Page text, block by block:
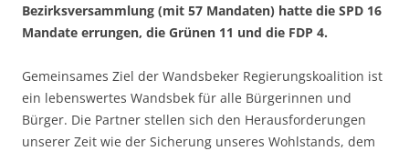
Bezirksversammlung (mit 57 Mandaten) hatte die SPD 16
Mandate errungen, die Grünen 11 und die FDP 4.
Gemeinsames Ziel der Wandsbeker Regierungskoalition ist
ein lebenswertes Wandsbek für alle Bürgerinnen und
Bürger. Die Partner stellen sich den Herausforderungen
unserer Zeit wie der Sicherung unseres Wohlstands, dem